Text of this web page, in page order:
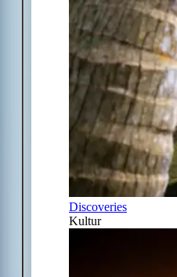
Discoveries
Kultur